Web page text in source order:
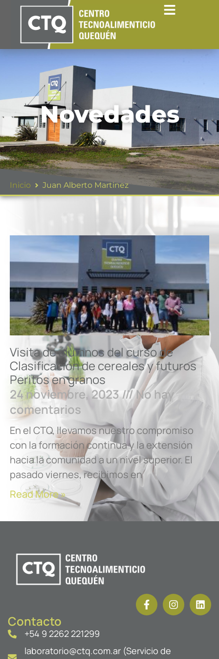
Novedades
Inicio Juan Alberto Martinez
Visita de alumnos del curso de
Clasificación de cereales y futuros
Peritos en granos
24 noviembre, 2023
No hay
comentarios
En el CTQ, llevamos nuestro compromiso
con la formación continua y la extensión
hacia la comunidad a un nivel superior. El
pasado viernes, recibimos en
Read More »
Contacto
+54 9 2262 221299
laboratorio@ctq.com.ar (Servicio de